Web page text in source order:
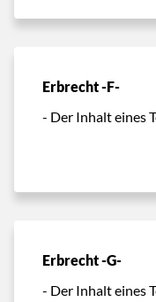
Erbrecht -F-
- Der Inhalt eines
Erbrecht -G-
- Der Inhalt eines